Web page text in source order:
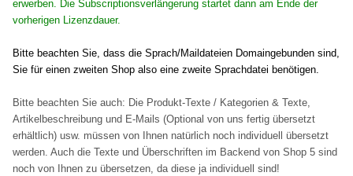
erwerben. Die Subscriptionsverlängerung startet dann am Ende der
vorherigen Lizenzdauer.
Bitte beachten Sie, dass die Sprach/Maildateien Domaingebunden sind,
Sie für einen zweiten Shop also eine zweite Sprachdatei benötigen.
Bitte beachten Sie auch: Die Produkt-Texte / Kategorien & Texte,
Artikelbeschreibung und E-Mails (Optional von uns fertig übersetzt
erhältlich) usw. müssen von Ihnen natürlich noch individuell übersetzt
werden. Auch die Texte und Überschriften im Backend von Shop 5 sind
noch von Ihnen zu übersetzen, da diese ja individuell sind!